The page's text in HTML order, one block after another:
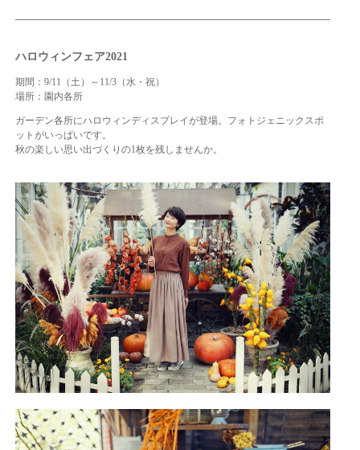
ハロウィンフェア2021
期間：9/11（土）～11/3（水・祝）
場所：園内各所
ガーデン各所にハロウィンディスプレイが登場。フォトジェニックスポ
ットがいっぱいです。
秋の楽しい思い出づくりの1枚を残しませんか。